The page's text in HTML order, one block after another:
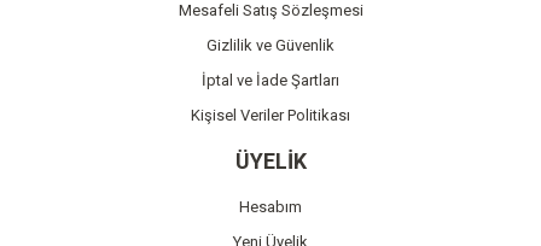
Gönder
Mesafeli Satış Sözleşmesi
Gizlilik ve Güvenlik
İptal ve İade Şartları
Kişisel Veriler Politikası
ÜYELİK
Hesabım
Yeni Üyelik